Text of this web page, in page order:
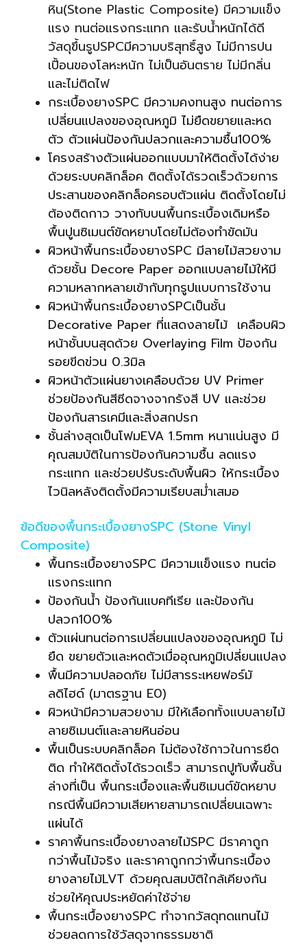
หิน(Stone Plastic Composite) มีความแข็ง
แรง ทนต่อแรงกระแทก และรับน้ำหนักได้ดี
วัสดุขึ้นรูปSPCมีความบริสุทธิ์สูง ไม่มีการปน
เปื้อนของโลหะหนัก ไม่เป็นอันตราย ไม่มีกลิ่น
และไม่ติดไฟ
กระเบื้องยางSPC มีความคงทนสูง ทนต่อการ
เปลี่ยนแปลงของอุณหภูมิ ไม่ยืดขยายและหด
ตัว ตัวแผ่นป้องกันปลวกและความชื้น100%
โครงสร้างตัวแผ่นออกแบบมาให้ติดตั้งได้ง่าย
ด้วยระบบคลิกล็อค ติดตั้งได้รวดเร็วด้วยการ
ประสานของคลิกล็อครอบตัวแผ่น ติดตั้งโดยไม่
ต้องติดกาว วางทับบนพื้นกระเบื้องเดิมหรือ
พื้นปูนซิเมนต์ขัดหยาบโดยไม่ต้องทำขัดมัน
ผิวหน้าพื้นกระเบื้องยางSPC มีลายไม้สวยงาม
ด้วยชั้น Decore Paper ออกแบบลายไม้ให้มี
ความหลากหลายเข้ากับทุกรูปแบบการใช้งาน
ผิวหน้าพื้นกระเบื้องยางSPCเป็นชั้น
Decorative Paper ที่แสดงลายไม้ เคลือบผิว
หน้าชั้นบนสุดด้วย Overlaying Film ป้องกัน
รอยขีดข่วน 0.3มิล
ผิวหน้าตัวแผ่นยางเคลือบด้วย UV Primer
ช่วยป้องกันสีซีดจางจากรังสี UV และช่วย
ป้องกันสารเคมีและสิ่งสกปรก
ชั้นล่างสุดเป็นโฟมEVA 1.5mm หนาแน่นสูง มี
คุณสมบัติในการป้องกันความชื้น ลดแรง
กระแทก และช่วยปรับระดับพื้นผิว ให้กระเบื้อง
ไวนิลหลังติดตั้งมีความเรียบสม่ำเสมอ
ข้อดีของพื้นกระเบื้องยางSPC (Stone Vinyl
Composite)
พื้นกระเบื้องยางSPC มีความแข็งแรง ทนต่อ
แรงกระแทก
ป้องกันน้ำ ป้องกันแบคทีเรีย และป้องกัน
ปลวก100%
ตัวแผ่นทนต่อการเปลี่ยนแปลงของอุณหภูมิ ไม่
ยืด ขยายตัวและหดตัวเมื่ออุณหภูมิเปลี่ยนแปลง
พื้นมีความปลอดภัย ไม่มีสารระเหยฟอร์มั
ลดิไฮด์ (มาตรฐาน E0)
ผิวหน้ามีความสวยงาม มีให้เลือกทั้งแบบลายไม้
ลายซิเมนต์และลายหินอ่อน
พื้นเป็นระบบคลิกล็อค ไม่ต้องใช้กาวในการยึด
ติด ทำให้ติดตั้งได้รวดเร็ว สามารถปูทับพื้นชั้น
ล่างที่เป็น พื้นกระเบื้องและพื้นซิเมนต์ขัดหยาบ
กรณีพื้นมีความเสียหายสามารถเปลี่ยนเฉพาะ
แผ่นได้
ราคาพื้นกระเบื้องยางลายไม้SPC มีราคาถูก
กว่าพื้นไม้จริง และราคาถูกกว่าพื้นกระเบื้อง
ยางลายไม้LVT ด้วยคุณสมบัติใกล้เคียงกัน
ช่วยให้คุณประหยัดค่าใช้จ่าย
พื้นกระเบื้องยางSPC ทำจากวัสดุทดแทนไม้
ช่วยลดการใช้วัสดุจากธรรมชาติ